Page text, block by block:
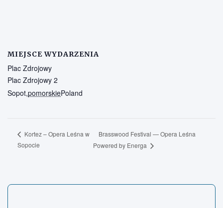
MIEJSCE WYDARZENIA
Plac Zdrojowy
Plac Zdrojowy 2
Sopot,pomorskiePoland
Kortez – Opera Leśna w
Sopocie
Brasswood Festival — Opera Leśna
Powered by Energa